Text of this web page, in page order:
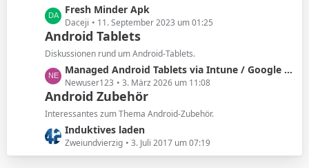
g
e
i
t
r
ä
g
e
L
e
t
z
e
B
i
t
r
Fresh Minder Apk
Daceji 11. September 2023 um 01:25
Android Tablets
Diskussionen rund um Android-Tablets.
L
e
t
z
e
B
Managed Android Tablets via Intune / Google Play-Systemupdates installieren
Newuser123 3. März 2026 um 11:08
Android Zubehör
Interessantes zum Thema Android-Zubehör.
L
e
t
Induktives laden
Zweiundvierzig 3. Juli 2017 um 07:19